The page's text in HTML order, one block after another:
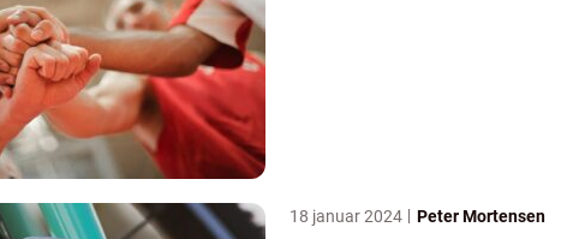
18 januar 2024 Peter Mortensen